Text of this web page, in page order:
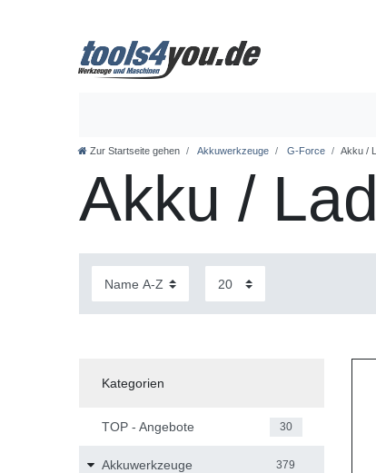
Zur Startseite gehen Akkuwerkzeuge G-Force Akku /
Akku /
Kategorien
TOP - Angebote 30
Akkuwerkzeuge 379